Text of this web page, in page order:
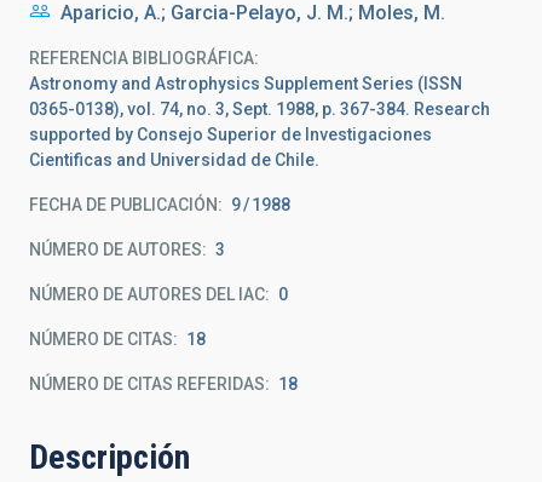
Aparicio, A.; Garcia-Pelayo, J. M.; Moles, M.
REFERENCIA BIBLIOGRÁFICA
Astronomy and Astrophysics Supplement Series (ISSN
0365-0138), vol. 74, no. 3, Sept. 1988, p. 367-384. Research
supported by Consejo Superior de Investigaciones
Cientificas and Universidad de Chile.
FECHA DE PUBLICACIÓN: 9 1988
NÚMERO DE AUTORES 3
NÚMERO DE AUTORES DEL IAC 0
NÚMERO DE CITAS 18
NÚMERO DE CITAS REFERIDAS 18
Descripción